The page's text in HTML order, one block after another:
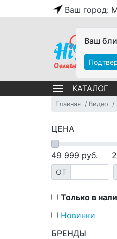
Ваш город:
Ваш
КАТАЛОГ
Главная Видео
ЦЕНА
49 999 руб.
ОТ
Только в
Новинки
БРЕНДЫ